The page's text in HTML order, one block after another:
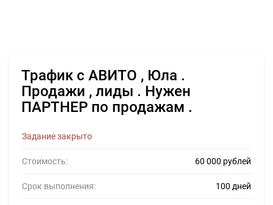
Трафик с АВИТО , Юла .
Продажи , лиды . Нужен
ПАРТНЕР по продажам .
Задание закрыто
Стоимость: 60 000 рублей
Срок выполнения: 100 дней